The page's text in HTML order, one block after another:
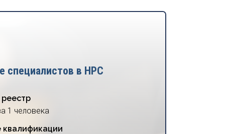
специалистов в НРС
1 человека